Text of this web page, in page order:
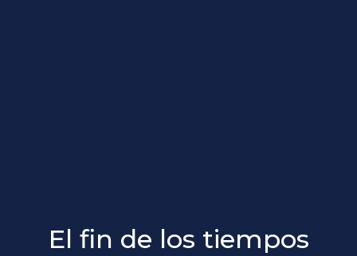
El fin de los tiempos